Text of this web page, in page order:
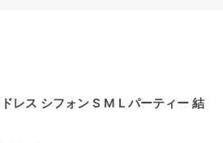
レス シフォン S M L パーティー 結